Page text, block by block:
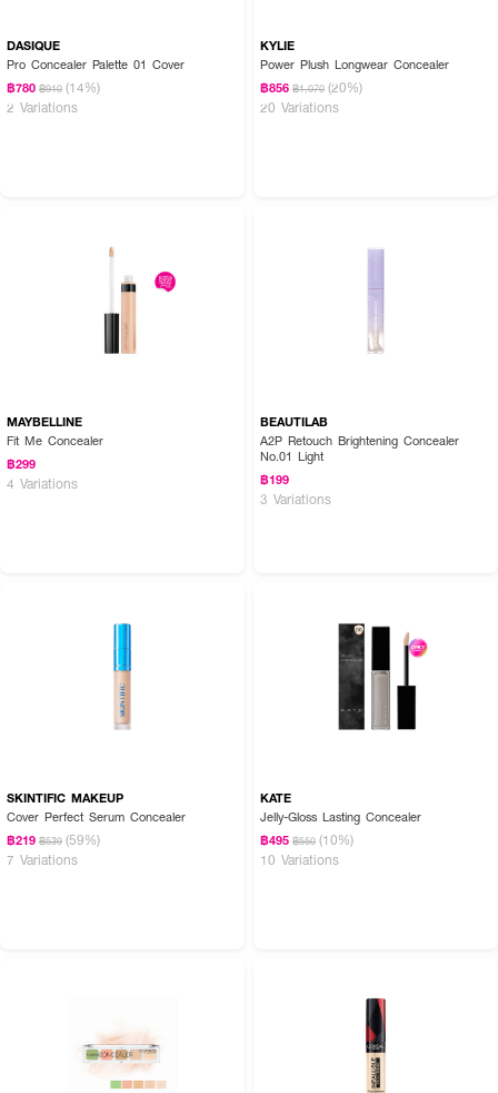
DASIQUE
Pro Concealer Palette 01 Cover
฿780 ฿910 (14%)
2 Variations
KYLIE
Power Plush Longwear Concealer
฿856 ฿1,070 (20%)
20 Variations
MAYBELLINE
Fit Me Concealer
฿299
4 Variations
BEAUTILAB
A2P Retouch Brightening Concealer
No.01 Light
฿199
3 Variations
SKINTIFIC MAKEUP
Cover Perfect Serum Concealer
฿219 ฿539 (59%)
7 Variations
KATE
Jelly-Gloss Lasting Concealer
฿495 ฿550 (10%)
10 Variations